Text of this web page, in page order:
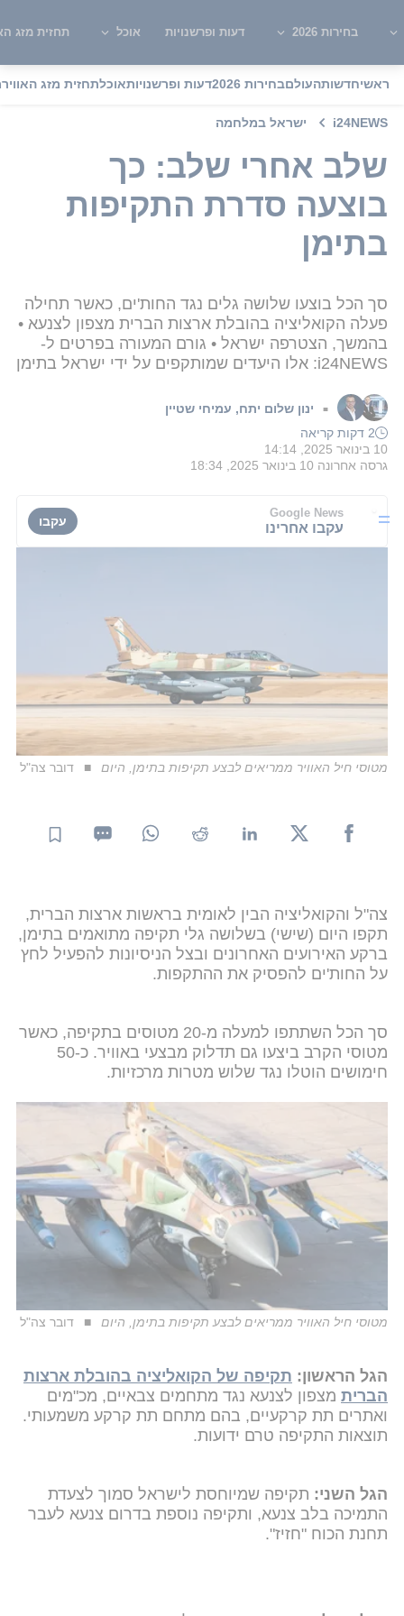
בחירות 2026 דעות ופרשנויות אוכל תחזית מזג
ראשיחדשותהעולםבחירות 2026 דעות ופרשנויותאוכלתחזית מזג האוויר
i24NEWS ישראל במלחמה
שלב אחרי שלב: כך
בוצעה סדרת התקיפות
בתימן
סך הכל בוצעו שלושה גלים נגד החות'ים, כאשר תחילה
פעלה הקואליציה בהובלת ארצות הברית מצפון לצנעא •
בהמשך, הצטרפה ישראל • גורם המעורה בפרטים ל-
i24NEWS: אלו היעדים שמותקפים על ידי ישראל בתימן
■ ינון שלום יתח, עמיחי שטיין
2 דקות קריאה
10 בינואר 2025, 14:14
גרסה אחרונה 10 בינואר 2025, 18:34
Google News
עקבו אחרינו עקבו
מטוסי חיל האוויר ממריאים לבצע תקיפות בתימן, היום דובר צה"ל
צה"ל והקואליציה הבין לאומית בראשות ארצות הברית,
תקפו היום (שישי) בשלושה גלי תקיפה מתואמים בתימן,
ברקע האירועים האחרונים ובצל הניסיונות להפעיל לחץ
על החות'ים להפסיק את ההתקפות.
סך הכל השתתפו למעלה מ-20 מטוסים בתקיפה, כאשר
מטוסי הקרב ביצעו גם תדלוק מבצעי באוויר. כ-50
חימושים הוטלו נגד שלוש מטרות מרכזיות.
מטוסי חיל האוויר ממריאים לבצע תקיפות בתימן, היום דובר צה"ל
הגל הראשון: תקיפה של הקואליציה בהובלת ארצות
הברית מצפון לצנעא נגד מתחמים צבאיים, מכ"מים
ואתרים תת קרקעיים, בהם מתחם תת קרקע משמעותי.
תוצאות התקיפה טרם ידועות.
הגל השני: תקיפה שמיוחסת לישראל סמוך לצעדת
התמיכה בלב צנעא, ותקיפה נוספת בדרום צנעא לעבר
תחנת הכוח "חזיז".